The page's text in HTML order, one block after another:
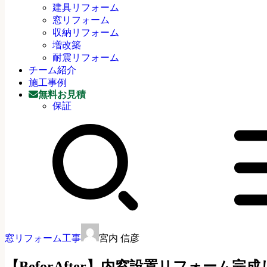
建具リフォーム
窓リフォーム
収納リフォーム
増改築
耐震リフォーム
チーム紹介
施工事例
無料お見積
保証
窓リフォーム工事 宮内 信彦